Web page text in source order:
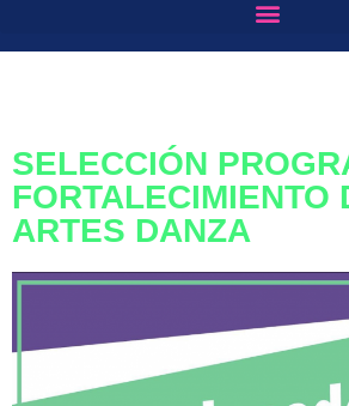
SELECCIÓN
FORTALECIMIENTO
ARTES DANZA